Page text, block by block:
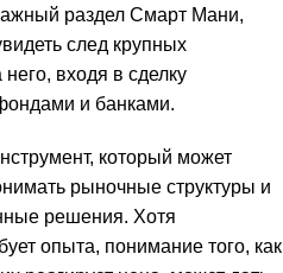
раздел Смарт Мани,
след крупных
входя в сделку
и банками.
который может
рыночные структуры и
решения. Хотя
опыта, понимание того, как